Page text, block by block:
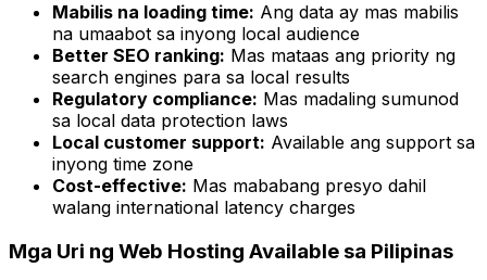
Mabilis na loading time: Ang data ay mas mabilis
na umaabot sa inyong local audience
Better SEO ranking: Mas mataas ang priority ng
search engines para sa local results
Regulatory compliance: Mas madaling sumunod
sa local data protection laws
Local customer support: Available ang support sa
inyong time zone
Cost-effective: Mas mababang presyo dahil
walang international latency charges
Mga Uri ng Web Hosting Available sa Pilipinas